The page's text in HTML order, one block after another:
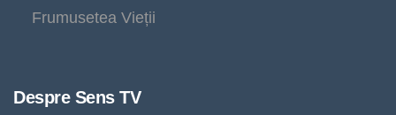
Frumusetea Vieții
Despre Sens TV